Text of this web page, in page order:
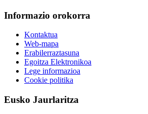
Informazio orokorra
Kontaktua
Web-mapa
Erabilerraztasuna
Egoitza Elektronikoa
Lege informazioa
Cookie politika
Eusko Jaurlaritza